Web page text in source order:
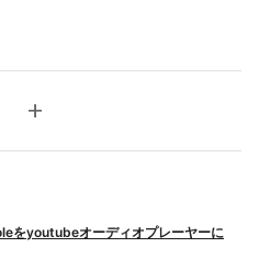
add
youtubeオーディオプレーヤーに